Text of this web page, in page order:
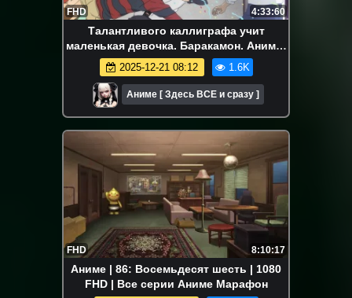
FHD 4:33:60
Талантливого каллиграфа учит
маленькая девочка. Баракамон. Аниме-
марафон. Все серии подряд.
2025-12-21 08:12 1.6K
Аниме [ Здесь ВСЕ и сразу ]
FHD 8:10:17
Аниме | 86: Восемьдесят шесть | 1080
FHD | Все серии Аниме Марафон